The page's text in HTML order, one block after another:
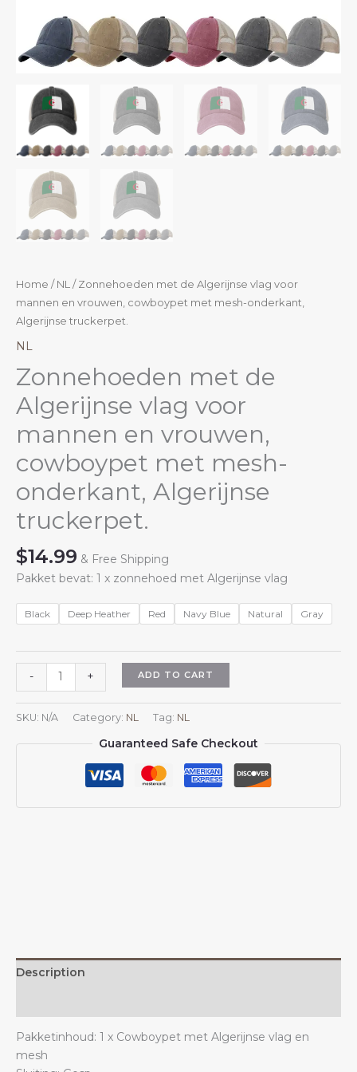
Home / NL / Zonnehoeden met de Algerijnse vlag voor
mannen en vrouwen, cowboypet met mesh-onderkant,
Algerijnse truckerpet.
NL
Zonnehoeden met de
Algerijnse vlag voor
mannen en vrouwen,
cowboypet met mesh-
onderkant, Algerijnse
truckerpet.
$14.99 & Free Shipping
Pakket bevat: 1 x zonnehoed met Algerijnse vlag
Black Deep Heather Red Navy Blue Natural Gray
-
Zonnehoeden
met
de
Algerijnse
vlag
+ ADD TO CART
SKU: N/A Category: NL Tag: NL
Guaranteed Safe Checkout
Description
Pakketinhoud: 1 x Cowboypet met Algerijnse vlag en
mesh